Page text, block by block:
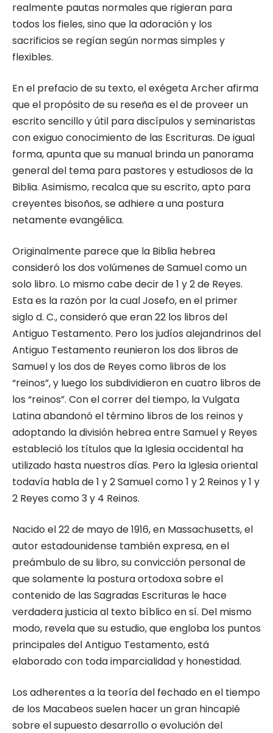
realmente pautas normales que rigieran para
todos los fieles, sino que la adoración y los
sacrificios se regían según normas simples y
flexibles.
En el prefacio de su texto, el exégeta Archer afirma
que el propósito de su reseña es el de proveer un
escrito sencillo y útil para discípulos y seminaristas
con exiguo conocimiento de las Escrituras. De igual
forma, apunta que su manual brinda un panorama
general del tema para pastores y estudiosos de la
Biblia. Asimismo, recalca que su escrito, apto para
creyentes bisoños, se adhiere a una postura
netamente evangélica.
Originalmente parece que la Biblia hebrea
consideró los dos volúmenes de Samuel como un
solo libro. Lo mismo cabe decir de 1 y 2 de Reyes.
Esta es la razón por la cual Josefo, en el primer
siglo d. C., consideró que eran 22 los libros del
Antiguo Testamento. Pero los judíos alejandrinos del
Antiguo Testamento reunieron los dos libros de
Samuel y los dos de Reyes como libros de los
“reinos”, y luego los subdividieron en cuatro libros de
los “reinos”. Con el correr del tiempo, la Vulgata
Latina abandonó el término libros de los reinos y
adoptando la división hebrea entre Samuel y Reyes
estableció los títulos que la Iglesia occidental ha
utilizado hasta nuestros días. Pero la Iglesia oriental
todavía habla de 1 y 2 Samuel como 1 y 2 Reinos y 1 y
2 Reyes como 3 y 4 Reinos.
Nacido el 22 de mayo de 1916, en Massachusetts, el
autor estadounidense también expresa, en el
preámbulo de su libro, su convicción personal de
que solamente la postura ortodoxa sobre el
contenido de las Sagradas Escrituras le hace
verdadera justicia al texto bíblico en sí. Del mismo
modo, revela que su estudio, que engloba los puntos
principales del Antiguo Testamento, está
elaborado con toda imparcialidad y honestidad.
Los adherentes a la teoría del fechado en el tiempo
de los Macabeos suelen hacer un gran hincapié
sobre el supuesto desarrollo o evolución del